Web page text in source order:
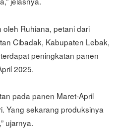
Ruhiana, petani dari
Cibadak, Kabupaten Lebak,
peningkatan panen
2025.
pada panen Maret-April
Yang sekarang produksinya
ujarnya.